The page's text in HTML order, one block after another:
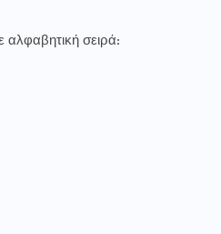
αλφαβητική σειρά: